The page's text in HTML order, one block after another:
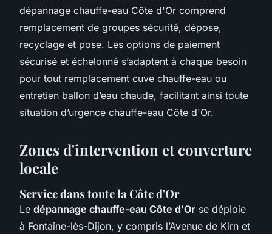
dépannage chauffe-eau Côte d'Or comprend
remplacement de groupes sécurité, dépose,
recyclage et pose. Les options de paiement
sécurisé et échelonné s’adaptent à chaque besoin
pour tout remplacement cuve chauffe-eau ou
entretien ballon d’eau chaude, facilitant ainsi toute
situation d’urgence chauffe-eau Côte d'Or.
Zones d'intervention et couverture
locale
Service dans toute la Côte d'Or
Le dépannage chauffe-eau Côte d'Or se déploie
à Fontaine-lès-Dijon, y compris l’Avenue de Kirn et